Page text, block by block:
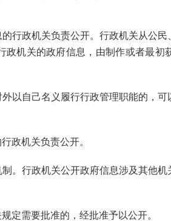
行政机关负责公开。行政机关从公
机关的政府信息，由制作或者最初
以自己名义履行行政管理职能的，
政机关负责公开。
。行政机关公开政府信息涉及其他
定需要批准的，经批准予以公开。